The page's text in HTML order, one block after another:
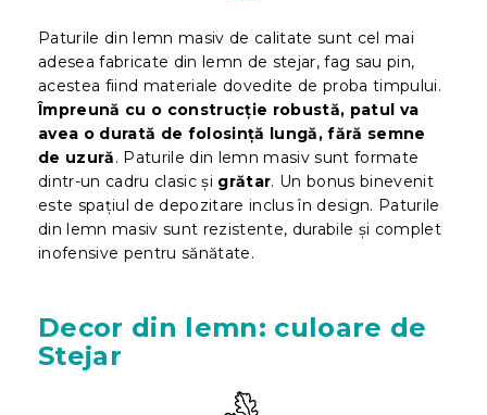
Paturile din lemn masiv de calitate sunt cel mai
adesea fabricate din lemn de stejar, fag sau pin,
acestea fiind materiale dovedite de proba timpului.
Împreună cu o construcție robustă, patul va
avea o durată de folosință lungă, fără semne
de uzură. Paturile din lemn masiv sunt formate
dintr-un cadru clasic și grătar. Un bonus binevenit
este spațiul de depozitare inclus în design. Paturile
din lemn masiv sunt rezistente, durabile și complet
inofensive pentru sănătate.
Decor din lemn: culoare de
Stejar